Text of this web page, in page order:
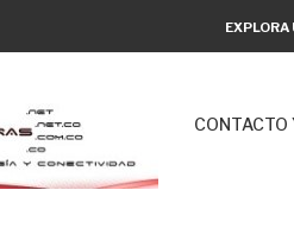
CONTACTO